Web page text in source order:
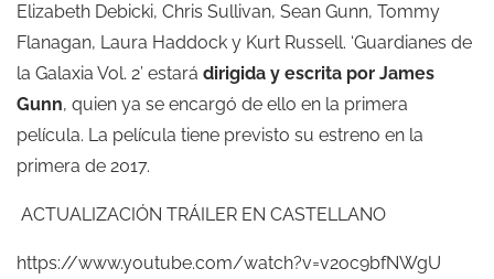
Elizabeth Debicki, Chris Sullivan, Sean Gunn, Tommy
Flanagan, Laura Haddock y Kurt Russell. ‘Guardianes de
la Galaxia Vol. 2’ estará dirigida y escrita por James
Gunn, quien ya se encargó de ello en la primera
película. La película tiene previsto su estreno en la
primera de 2017.
ACTUALIZACIÓN TRÁILER EN CASTELLANO
https://www.youtube.com/watch?v=v2oc9bfNWgU